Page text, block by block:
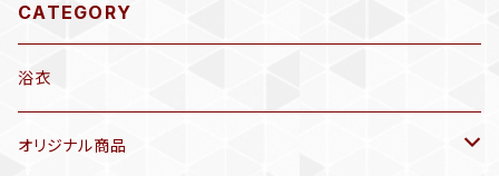
CATEGORY
浴衣
オリジナル商品